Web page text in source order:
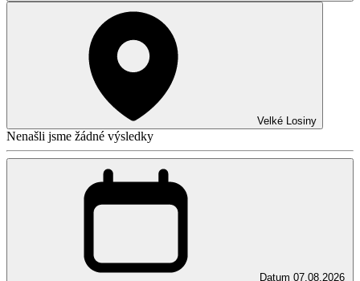
Velké Losiny
Nenašli jsme žádné výsledky
Datum 07.08.2026